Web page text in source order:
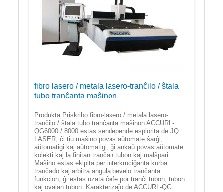
fibro lasero / metala lasero-tranĉilo / ŝtala
tubo tranĉanta maŝinon
Produkta Priskribo fibro-lasero / metala lasero-
tranĉilo / ŝtala tubo tranĉanta maŝinon ACCURL-
QG6000 / 8000 estas sendepende esplorita de JQ
LASER, ĉi tiu maŝino povas aŭtomate ŝarĝi,
aŭtomatigi kaj aŭtomatigi; ĝi ankaŭ povas aŭtomate
kolekti kaj la finitan tranĉan tubon kaj malŝpari.
Maŝino estas ekipita per interkruciĝanta kurba
tranĉado kaj arbitra angula bevelo tranĉanta
funkcion; ĝi estas uzata ĉefe por tranĉi tubon, tubon
kaj ovalan tubon. Karakterizaĵo de ACCURL-QG